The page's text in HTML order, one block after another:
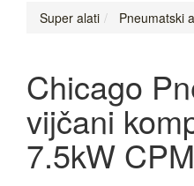
Super alati Pneumatski
Chicago
vijčani
7.5kW